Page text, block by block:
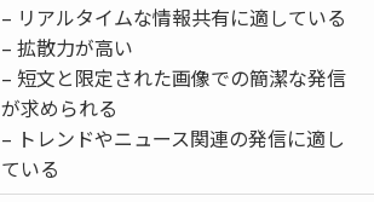
– リアルタイムな情報共有に適している
– 拡散力が高い
– 短文と限定された画像での簡潔な発信
が求められる
– トレンドやニュース関連の発信に適し
ている